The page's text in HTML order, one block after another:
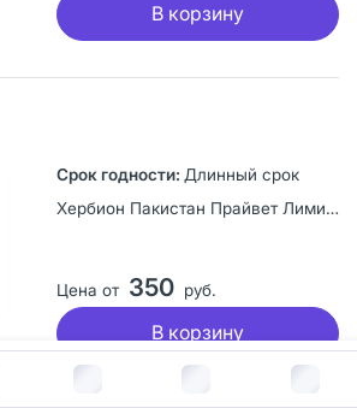
В корзину за руб.
В корзину
Длинный срок
Хербион Пакистан Прайвет Лимитед, Пакистан
Цена от 350 руб.
В корзину